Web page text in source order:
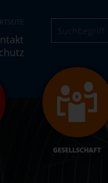
GESELLSCHAFT